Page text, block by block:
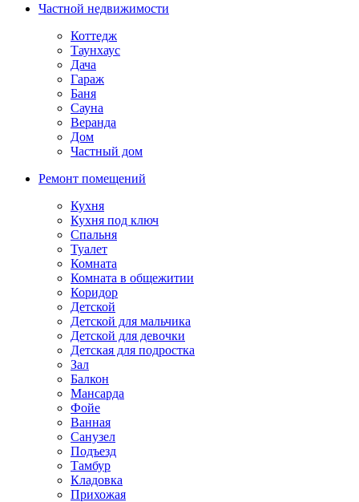
Частной недвижимости
Коттедж
Таунхаус
Дача
Гараж
Баня
Сауна
Веранда
Дом
Частный дом
Ремонт помещений
Кухня
Кухня под ключ
Спальня
Туалет
Комната
Комната в общежитии
Коридор
Детской
Детской для мальчика
Детской для девочки
Детская для подростка
Зал
Балкон
Мансарда
Фойе
Ванная
Санузел
Подъезд
Тамбур
Кладовка
Прихожая